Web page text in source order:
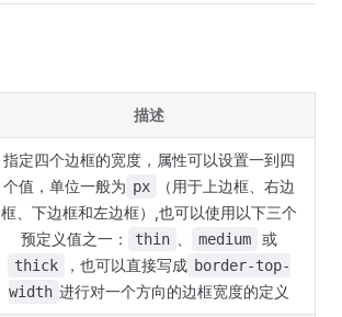
描述
指定四个边框的宽度，属性可以设置一到四
个值，单位一般为 px
（用于上边框、右边
框、下边框和左边框）,也可以使用以下三个
预定义值之一：
thin medium 或
thick ，也可以直接写成 border-top-
width 进行对一个方向的边框宽度的定义